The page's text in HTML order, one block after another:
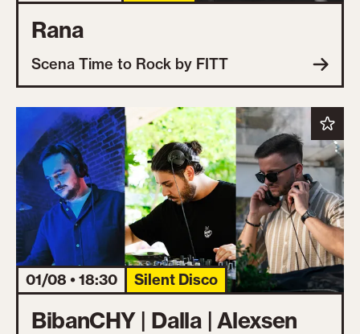
Rana
Scena Time to Rock by FITT
01/08 • 18:30 Silent Disco
BibanCHY | Dalla | Alexsen